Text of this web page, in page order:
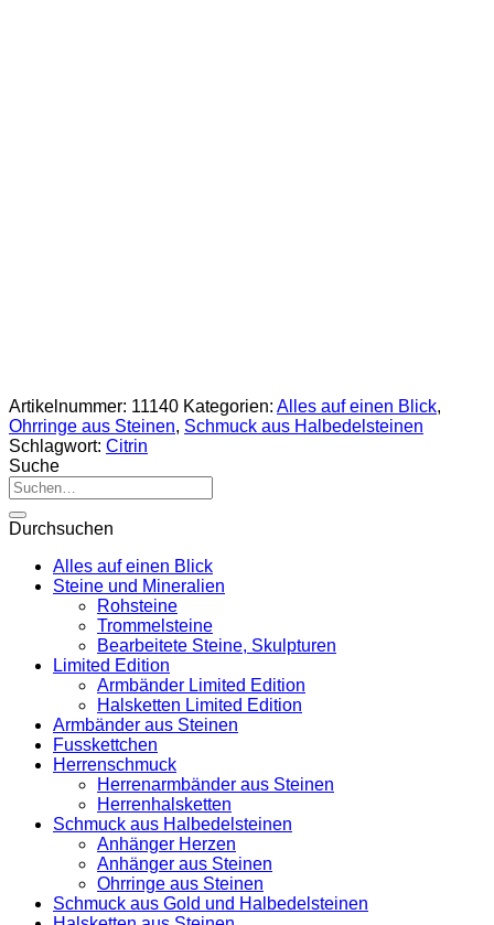
Artikelnummer: 11140 Kategorien: Alles auf einen Blick,
Ohrringe aus Steinen, Schmuck aus Halbedelsteinen
Schlagwort: Citrin
Suche
Suche
nach:
Durchsuchen
Alles auf einen Blick
Steine und Mineralien
Rohsteine
Trommelsteine
Bearbeitete Steine, Skulpturen
Limited Edition
Armbänder Limited Edition
Halsketten Limited Edition
Armbänder aus Steinen
Fusskettchen
Herrenschmuck
Herrenarmbänder aus Steinen
Herrenhalsketten
Schmuck aus Halbedelsteinen
Anhänger Herzen
Anhänger aus Steinen
Ohrringe aus Steinen
Schmuck aus Gold und Halbedelsteinen